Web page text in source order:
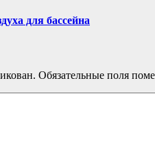
для бассейна
Обязательные поля